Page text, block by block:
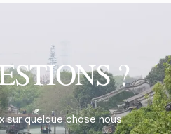
?
sur quelque chose nous